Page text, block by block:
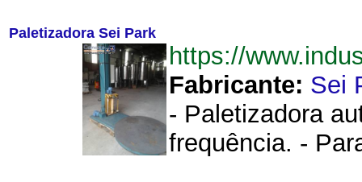
Paletizadora Sei Park
https://
Fabricante: Sei
- Paletizadora
frequência. -